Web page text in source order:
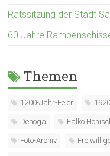
Ratssitzung der Stadt
60 Jahre
Themen
1200-Jahr-Feier 1920
Dehoga Falko
Foto-Archiv